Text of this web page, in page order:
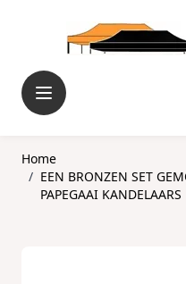
Home
/ EEN BRONZEN SET
PAPEGAAI KANDELAARS